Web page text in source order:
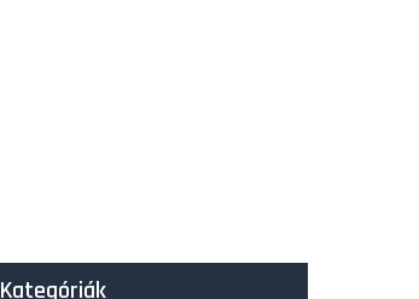
Kategóriák